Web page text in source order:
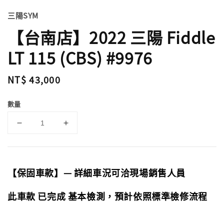
三陽SYM
【台南店】2022 三陽 Fiddle
LT 115 (CBS) #9976
Regular
NT$ 43,000
數量
【保固車款】— 詳細車況可洽現場銷售人員
此車款 已完成 基本檢測，預計依照標準檢修流程